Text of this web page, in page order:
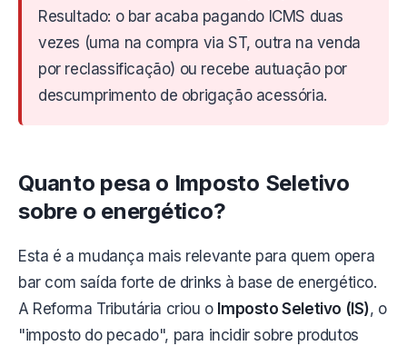
Resultado: o bar acaba pagando ICMS duas
vezes (uma na compra via ST, outra na venda
por reclassificação) ou recebe autuação por
descumprimento de obrigação acessória.
Quanto pesa o Imposto Seletivo
sobre o energético?
Esta é a mudança mais relevante para quem opera
bar com saída forte de drinks à base de energético.
A Reforma Tributária criou o Imposto Seletivo (IS), o
"imposto do pecado", para incidir sobre produtos